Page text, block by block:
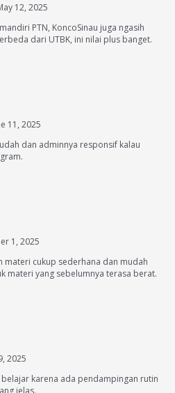
12, 2025
PTN, KoncoSinau juga ngasih
dari UTBK, ini nilai plus banget.
11, 2025
dan adminnya responsif kalau
1, 2025
materi cukup sederhana dan mudah
materi yang sebelumnya terasa berat.
2025
karena ada pendampingan rutin
jelas.